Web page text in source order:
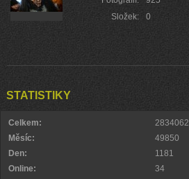
Složek:
0
STATISTIKY
Online: 34
Celkem:
2834062
Měsíc:
49850
Den:
1181